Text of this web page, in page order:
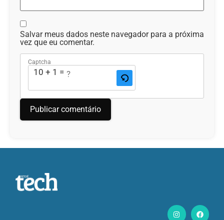
Salvar meus dados neste navegador para a próxima
vez que eu comentar.
Captcha
10 + 1 = ?